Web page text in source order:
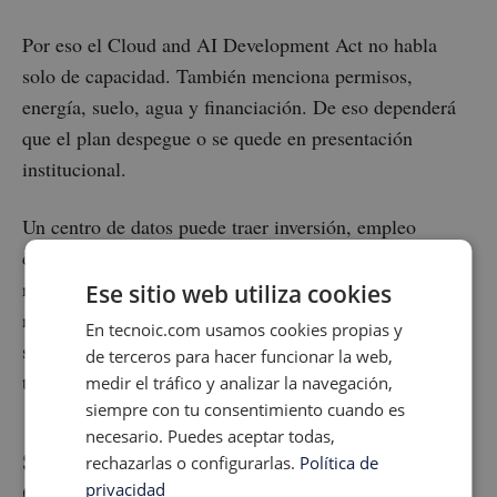
Por eso el Cloud and AI Development Act no habla
solo de capacidad. También menciona permisos,
energía, suelo, agua y financiación. De eso dependerá
que el plan despegue o se quede en presentación
institucional.
Un centro de datos puede traer inversión, empleo
cualificado y conectividad. También puede tensionar
redes eléctricas locales, consumir agua para
refrigeración y competir por suelo industrial. La
sostenibilidad debe estar en el diseño desde el primer
transformador hasta la última sala blanca.
Soberanía cloud no significa
Ese sitio web utiliza cookies
En tecnoic.com usamos cookies propias y
de terceros para hacer funcionar la web,
medir el tráfico y analizar la navegación,
siempre con tu consentimiento cuando es
necesario. Puedes aceptar todas,
rechazarlas o configurarlas. Política de
privacidad